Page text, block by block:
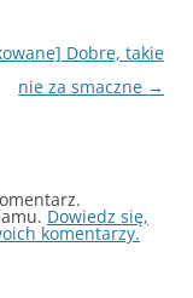
Dobre, takie
nie za smaczne →
Dowiedz się,
komentarzy.